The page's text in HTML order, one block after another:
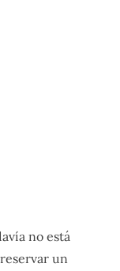
no está
un